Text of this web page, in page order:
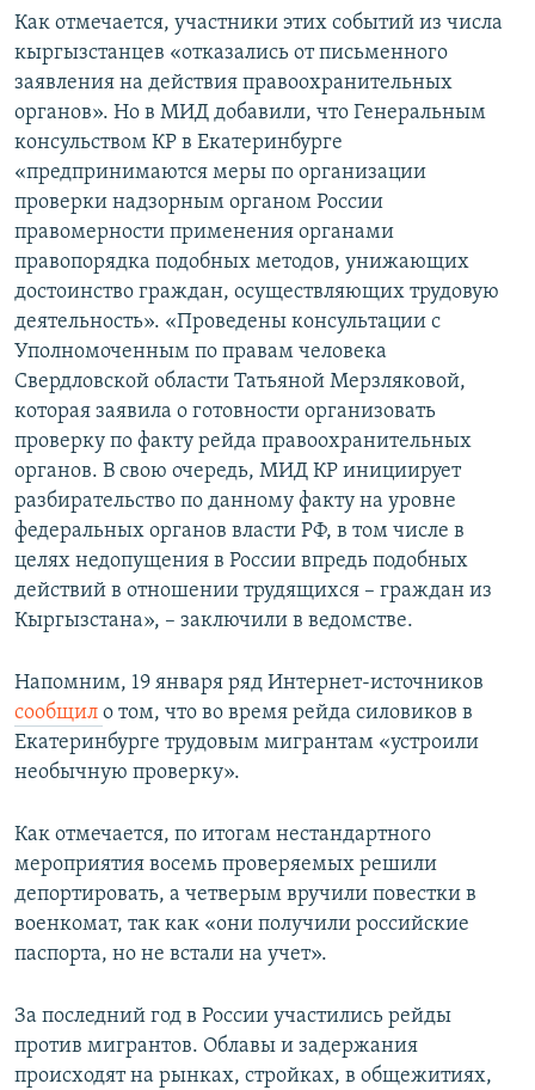
Как отмечается, участники этих событий из числа
кыргызстанцев «отказались от письменного
заявления на действия правоохранительных
органов». Но в МИД добавили, что Генеральным
консульством КР в Екатеринбурге
«предпринимаются меры по организации
проверки надзорным органом России
правомерности применения органами
правопорядка подобных методов, унижающих
достоинство граждан, осуществляющих трудовую
деятельность». «Проведены консультации с
Уполномоченным по правам человека
Свердловской области Татьяной Мерзляковой,
которая заявила о готовности организовать
проверку по факту рейда правоохранительных
органов. В свою очередь, МИД КР инициирует
разбирательство по данному факту на уровне
федеральных органов власти РФ, в том числе в
целях недопущения в России впредь подобных
действий в отношении трудящихся – граждан из
Кыргызстана», – заключили в ведомстве.
Напомним, 19 января ряд Интернет-источников
сообщил о том, что во время рейда силовиков в
Екатеринбурге трудовым мигрантам «устроили
необычную проверку».
Как отмечается, по итогам нестандартного
мероприятия восемь проверяемых решили
депортировать, а четверым вручили повестки в
военкомат, так как «они получили российские
паспорта, но не встали на учет».
За последний год в России участились рейды
против мигрантов. Облавы и задержания
происходят на рынках, стройках, в общежитиях,